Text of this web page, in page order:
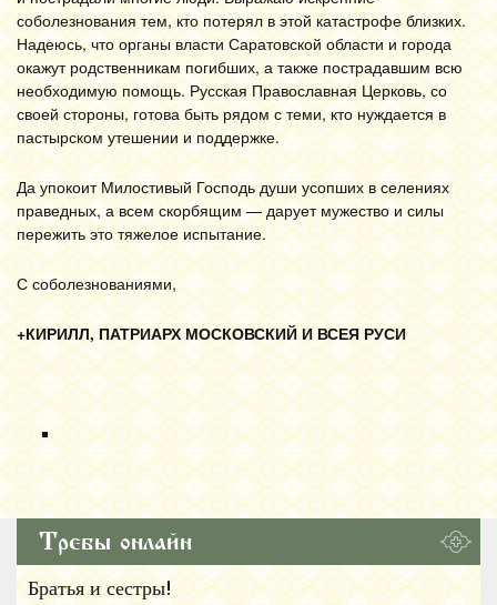
соболезнования тем, кто потерял в этой катастрофе близких.
Надеюсь, что органы власти Саратовской области и города
окажут родственникам погибших, а также пострадавшим всю
необходимую помощь. Русская Православная Церковь, со
своей стороны, готова быть рядом с теми, кто нуждается в
пастырском утешении и поддержке.
Да упокоит Милостивый Господь души усопших в селениях
праведных, а всем скорбящим — дарует мужество и силы
пережить это тяжелое испытание.
С соболезнованиями,
+КИРИЛЛ, ПАТРИАРХ МОСКОВСКИЙ И ВСЕЯ РУСИ
Требы онлайн
Братья и сестры!